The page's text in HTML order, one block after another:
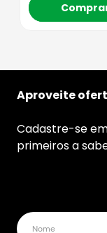
Aproveite
Cadastre-se
primeiros a